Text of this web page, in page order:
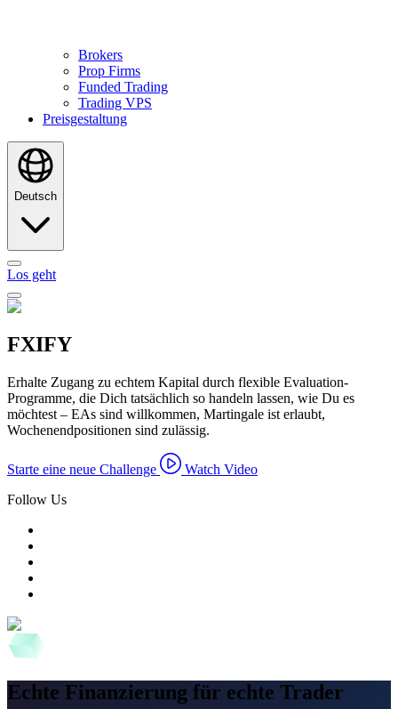
Brokers
Prop Firms
Funded Trading
Trading VPS
Preisgestaltung
Deutsch
Los geht
FXIFY
Erhalte Zugang zu echtem Kapital durch flexible Evaluation-
Programme, die Dich tatsächlich so handeln lassen, wie Du es
möchtest – EAs sind willkommen, Martingale ist erlaubt,
Wochenendpositionen sind zulässig.
Starte eine neue Challenge
Watch Video
Follow Us
Echte Finanzierung für echte Trader